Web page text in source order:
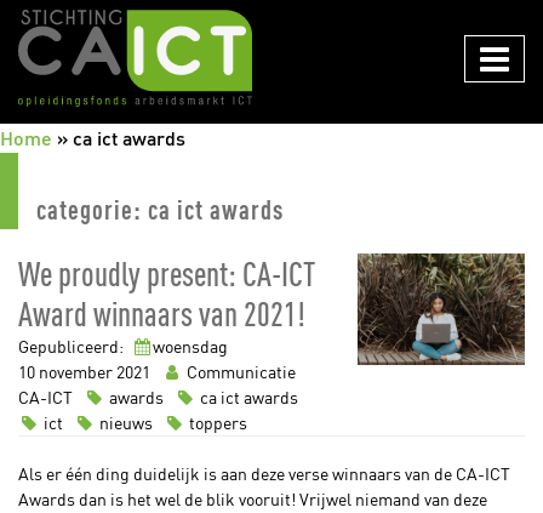
CAICT
Home » ca ict awards
categorie: ca ict awards
We proudly present: CA-ICT
Award winnaars van 2021!
Gepubliceerd:
woensdag
10 november 2021
Communicatie
CA-ICT
awards
ca ict awards
ict
nieuws toppers
Als er één ding duidelijk is aan deze verse winnaars van de CA-ICT
Awards dan is het wel de blik vooruit! Vrijwel niemand van deze